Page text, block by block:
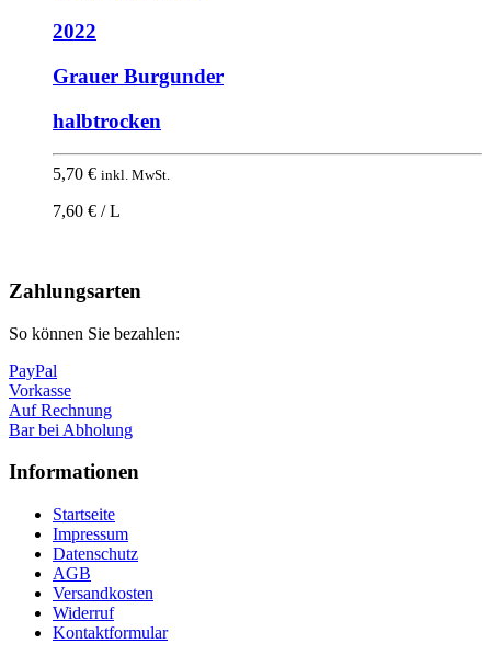
2022
Grauer Burgunder
halbtrocken
5,70 € inkl. MwSt.
7,60 € / L
oben
Zahlungsarten
So können Sie bezahlen:
PayPal
Vorkasse
Auf Rechnung
Bar bei Abholung
Informationen
Startseite
Impressum
Datenschutz
AGB
Versandkosten
Widerruf
Kontaktformular